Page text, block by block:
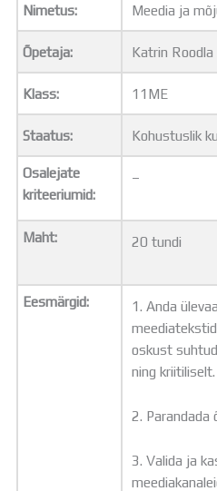
Õppekava
Ainepassid
Huviringid
Õpilastööd (UPT)
Distantsõpe
Projektid
ÜLDINFO
Sisseastumine
Uudised
Vilistlastele
Toitlustamine
Virtuaaltuur
Õpilasesindus
Kontaktid
Nimetus: Meedia ja
Õpetaja: Katrin Roodla
Klass: 11ME
Staatus: Kohustuslik
Osalejate
kriteeriumid:
–
Maht: 20 tundi
Eesmärgid:
1. Anda
oskust
ning kriitiliselt.
2. Parandada
3. Valida ja